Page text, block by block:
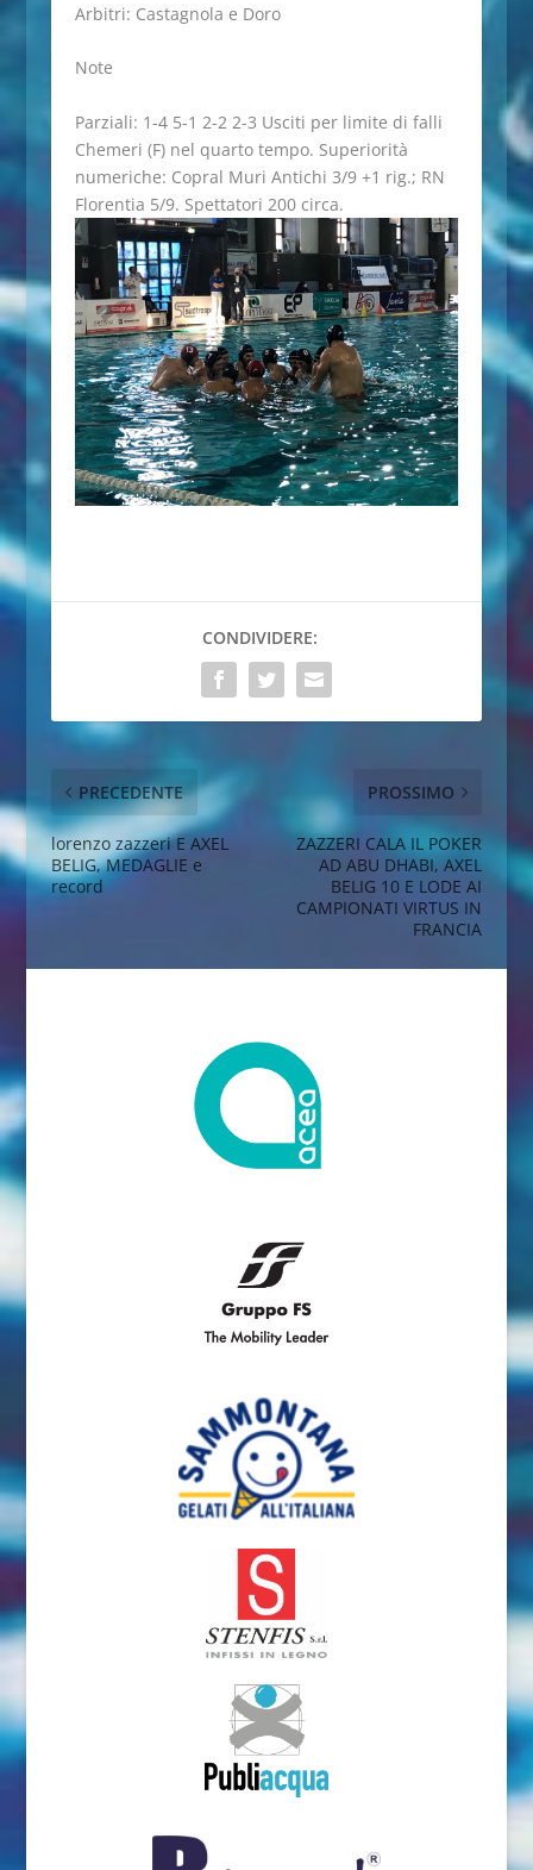
Arbitri: Castagnola e Doro
Note
Parziali: 1-4 5-1 2-2 2-3 Usciti per limite di falli
Chemeri (F) nel quarto tempo. Superiorità
numeriche: Copral Muri Antichi 3/9 +1 rig.; RN
Florentia 5/9. Spettatori 200 circa.
CONDIVIDERE:
PRECEDENTE
lorenzo zazzeri E AXEL
BELIG, MEDAGLIE e
record
PROSSIMO
ZAZZERI CALA IL POKER
AD ABU DHABI, AXEL
BELIG 10 E LODE AI
CAMPIONATI VIRTUS IN
FRANCIA